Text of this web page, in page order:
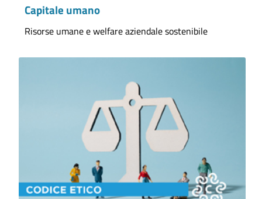
Capitale umano
Risorse umane e welfare aziendale sostenibile